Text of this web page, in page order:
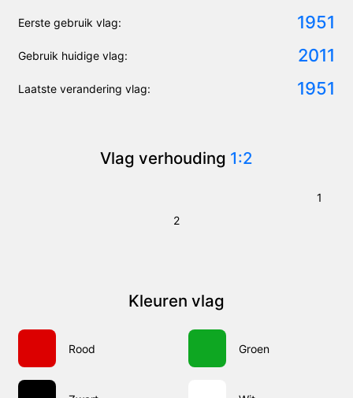
Eerste gebruik vlag: 1951
Gebruik huidige vlag: 2011
Laatste verandering vlag: 1951
Vlag verhouding 1:2
2
1
Kleuren vlag
Rood Groen